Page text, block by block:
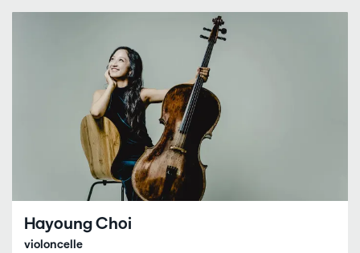
Hayoung Choi
violoncelle